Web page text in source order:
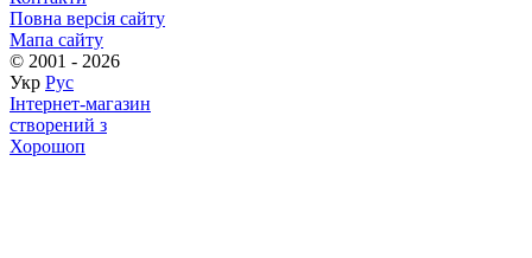
Повна версія сайту
Мапа сайту
© 2001 - 2026
Укр Рус
Інтернет-магазин
створений з
Хорошоп